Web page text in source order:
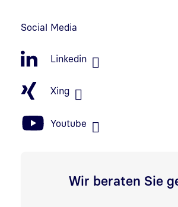
Social Media
Linkedin
Xing
Youtube
Wir beraten Sie